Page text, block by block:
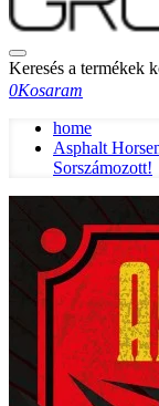
Keresés a termékek
0Kosaram
home
Asphalt
Sorszámozott!